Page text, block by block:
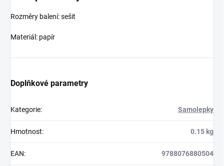
Rozměry balení: sešit
Materiál: papír
Doplňkové parametry
Kategorie: Samolepky
Hmotnost: 0.15 kg
EAN: 9788076880504